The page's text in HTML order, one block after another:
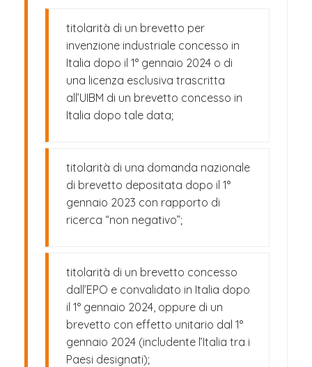
titolarità di un brevetto per
invenzione industriale concesso in
Italia dopo il 1° gennaio 2024 o di
una licenza esclusiva trascritta
all’UIBM di un brevetto concesso in
Italia dopo tale data;
titolarità di una domanda nazionale
di brevetto depositata dopo il 1°
gennaio 2023 con rapporto di
ricerca “non negativo”;
titolarità di un brevetto concesso
dall’EPO e convalidato in Italia dopo
il 1° gennaio 2024, oppure di un
brevetto con effetto unitario dal 1°
gennaio 2024 (includente l’Italia tra i
Paesi designati);